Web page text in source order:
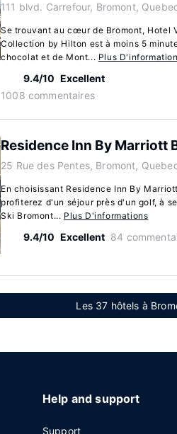
111 blvd. Carrefour, Bromont,
Se trouvant au cœur de Bromont, Hotel
Collection by Hilton est à moins 5
chocolat et de Mont... Plus
9.4/10 Excellent
1008 commentaires
Residence Inn By Marriott
25 Rue des Pentes, Bromont,
En choisissant Residence Inn By
profiterez d'un séjour près d'un golf, à
Ski Bromont... Plus D'informations
9.4/10 Excellent 84
Les 37 hôtels à
Help and support
Support